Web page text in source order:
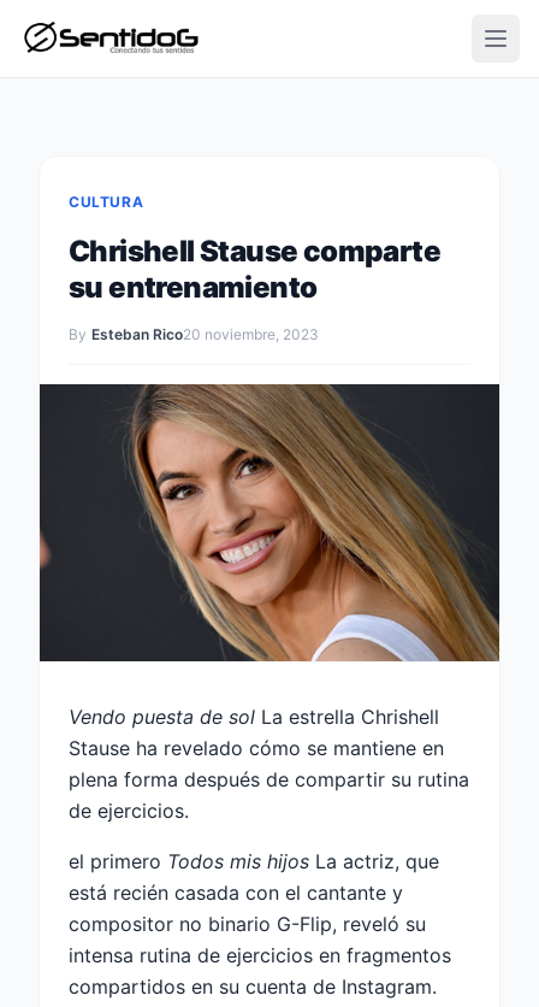
CULTURA
Chrishell Stause comparte
su entrenamiento
By Esteban Rico20 noviembre, 2023
Vendo puesta de sol La estrella Chrishell
Stause ha revelado cómo se mantiene en
plena forma después de compartir su rutina
de ejercicios.
el primero Todos mis hijos La actriz, que
está recién casada con el cantante y
compositor no binario G-Flip, reveló su
intensa rutina de ejercicios en fragmentos
compartidos en su cuenta de Instagram.